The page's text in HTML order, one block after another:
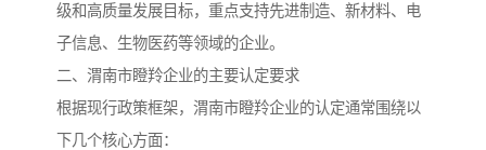
级和高质量发展目标，重点支持先进制造、新材料、电
子信息、生物医药等领域的企业。
二、渭南市瞪羚企业的主要认定要求
根据现行政策框架，渭南市瞪羚企业的认定通常围绕以
下几个核心方面：